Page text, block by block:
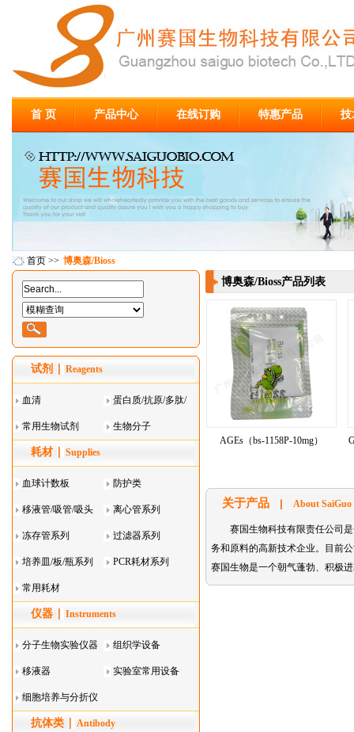
首 页 产品中心 在线订购 特惠产品 技
首页 >> 博奥森/Bioss
试剂 Reagents
血清 蛋白质/抗原/多肽/
酶
常用生物试剂 生物分子
耗材 Supplies
血球计数板 防护类
移液管/吸管/吸头
系列
离心管系列
冻存管系列 过滤器系列
培养皿/板/瓶系列 PCR耗材系列
常用耗材
仪器 Instruments
分子生物实验仪器 组织学设备
移液器 实验室常用设备
细胞培养与分折仪
器叠
抗体类 Antibody
博奥森/Bioss产品列表
AGEs（bs-1158P-10mg）
关于产品 About SaiGuo
赛国生物科技有限责任公司
务和原料的高新技术企业。目前公
赛国生物是一个朝气蓬勃、积极